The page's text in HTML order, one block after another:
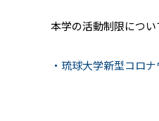
本学の活動制限につ
・琉球大学新型コロ